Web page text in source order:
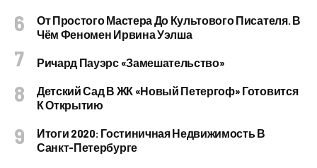
От Простого Мастера До Культового Писателя. В
Чём Феномен Ирвина Уэлша
Ричард Пауэрс «Замешательство»
Детский Сад В ЖК «Новый Петергоф» Готовится
К Открытию
Итоги 2020: Гостиничная Недвижимость В
Санкт-Петербурге